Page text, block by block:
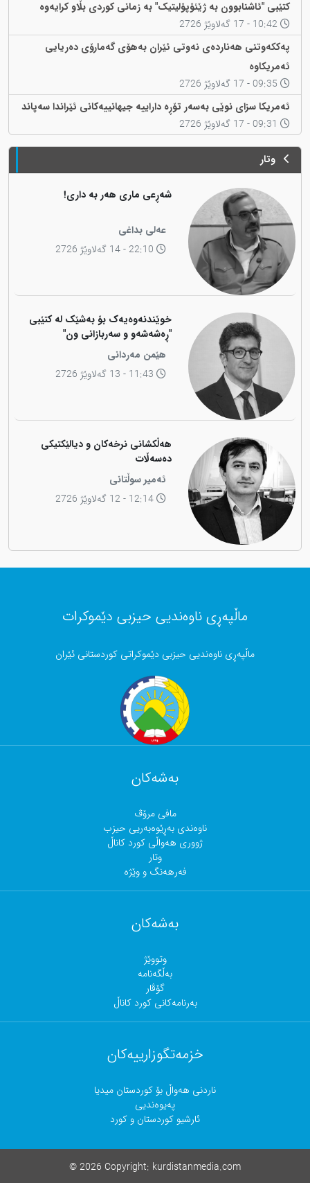
کتێبی "ئاشنابوون بە ژێئۆپۆلیتیک" بە زمانی کوردی بڵاو کرایەوە
پەککەوتنی هەناردەی نەوتی ئێران بەهۆی گەمارۆی دەریایی
ئەمریکاوە
ئەمریکا سزای نوێی بەسەر تۆڕە داراییە جیهانییەکانی ئێراندا سەپاند
وتار
شەڕعی ماری هەر بە داری!
عەلی بداغی
خوێندنەوەیەک بۆ بەشێک لە کتێبی
"ڕەشەشەو و سەربازانی ون"
هێمن مەردانی
هەڵکشانی نرخەکان و دیالێکتیکی
دەسەڵات
ئەمیر سوڵتانی
12:14 - 12 گەلاوێژ 2726
ماڵپەڕی ناوەندیی حیزبی دێموکرات
ماڵپەڕی ناوەندیی حیزبی دێموکراتی کوردستانی ئێران
بەشەکان
مافی مرۆڤ
ناوەندی بەڕێوەبەریی حیزب
ژووری هەواڵی کورد کاناڵ
وتار
فەرهەنگ و وێژە
بەشەکان
وتووێژ
بەڵگەنامە
گۆڤار
بەرنامەکانی کورد کاناڵ
خزمەتگوزارییەکان
ناردنی هەواڵ بۆ کوردستان میدیا
پەیوەندیی
ئارشیو کوردستان و کورد
© 2026 Copyright: kurdistanmedia.com